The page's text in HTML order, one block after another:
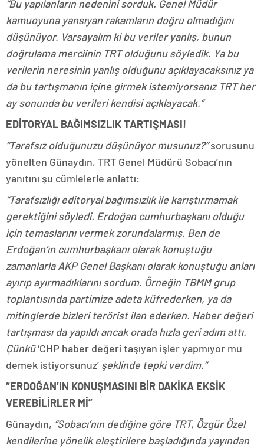
“Bu yapılanların nedenini sorduk. Genel Müdür
kamuoyuna yansıyan rakamların doğru olmadığını
düşünüyor. Varsayalım ki bu veriler yanlış, bunun
doğrulama merciinin TRT olduğunu söyledik. Ya bu
verilerin neresinin yanlış olduğunu açıklayacaksınız ya
da bu tartışmanın içine girmek istemiyorsanız TRT her
ay sonunda bu verileri kendisi açıklayacak.”
EDİTORYAL BAĞIMSIZLIK TARTIŞMASI!
“Tarafsız olduğunuzu düşünüyor musunuz?”sorusunu
yönelten Günaydın, TRT Genel Müdürü Sobacı’nın
yanıtını şu cümlelerle anlattı:
“Tarafsızlığı editoryal bağımsızlık ile karıştırmamak
gerektiğini söyledi. Erdoğan cumhurbaşkanı olduğu
için temaslarını vermek zorundalarmış. Ben de
Erdoğan’ın cumhurbaşkanı olarak konuştuğu
zamanlarla AKP Genel Başkanı olarak konuştuğu anları
ayırıp ayırmadıklarını sordum. Örneğin TBMM grup
toplantısında partimize adeta küfrederken, ya da
mitinglerde bizleri terörist ilan ederken. Haber değeri
tartışması da yapıldı ancak orada hızla geri adım attı.
Çünkü‘CHP haber değeri taşıyan işler yapmıyor mu
demek istiyorsunuz’ şeklinde tepki verdim.”
“ERDOĞAN’IN KONUŞMASINI BİR DAKİKA EKSİK
VEREBİLİRLER Mİ”
Günaydın, “Sobacı’nın dediğine göre TRT, Özgür Özel
kendilerine yönelik eleştirilere başladığında yayından